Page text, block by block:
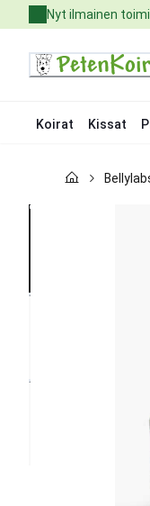
to
Nyt ilmainen
Koirat Kissat
Kissat